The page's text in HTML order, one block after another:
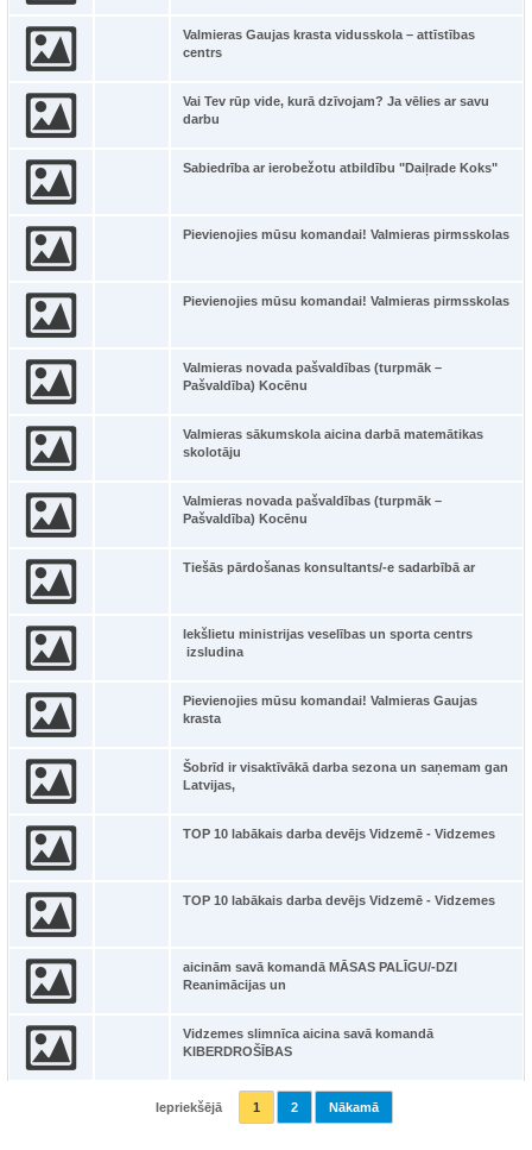
Valmieras Gaujas krasta vidusskola – attīstības
centrs
Vai Tev rūp vide, kurā dzīvojam? Ja vēlies ar savu
darbu
Sabiedrība ar ierobežotu atbildību "Daiļrade Koks"
Pievienojies mūsu komandai! Valmieras pirmsskolas
Pievienojies mūsu komandai! Valmieras pirmsskolas
Valmieras novada pašvaldības (turpmāk –
Pašvaldība) Kocēnu
Valmieras sākumskola aicina darbā matemātikas
skolotāju
Valmieras novada pašvaldības (turpmāk –
Pašvaldība) Kocēnu
Tiešās pārdošanas konsultants/-e sadarbībā ar
Iekšlietu ministrijas veselības un sporta centrs
izsludina
Pievienojies mūsu komandai! Valmieras Gaujas
krasta
Šobrīd ir visaktīvākā darba sezona un saņemam gan
Latvijas,
TOP 10 labākais darba devējs Vidzemē - Vidzemes
TOP 10 labākais darba devējs Vidzemē - Vidzemes
aicinām savā komandā MĀSAS PALĪGU/-DZI
Reanimācijas un
Vidzemes slimnīca aicina savā komandā
KIBERDROŠĪBAS
Iepriekšējā 1 2 Nākamā